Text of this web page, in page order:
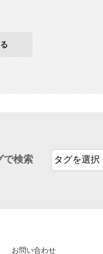
で検索
お問い合わせ